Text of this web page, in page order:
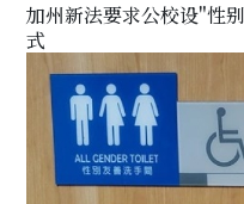
加州新法要求公校设"性
式